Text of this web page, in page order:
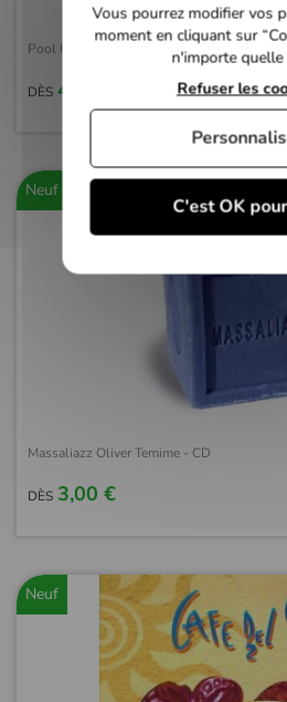
Pool Party - CD
DÈS 4,00 €
Neuf
Massaliazz Oliver Temime - CD
DÈS 3,00 €
Neuf
Vous pourrez modifier vos
moment en cliquant sur
n'importe quelle
C'est OK
Refuser les